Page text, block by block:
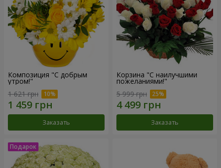
Композиция "С добрым
утром!"
1 621 грн
Заказать
Корзина "С наилучшими
пожеланиями!"
5 999 грн
Заказать